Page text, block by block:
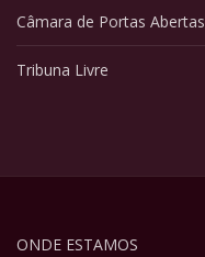
Câmara de Portas Abertas
Tribuna Livre
ONDE ESTAMOS